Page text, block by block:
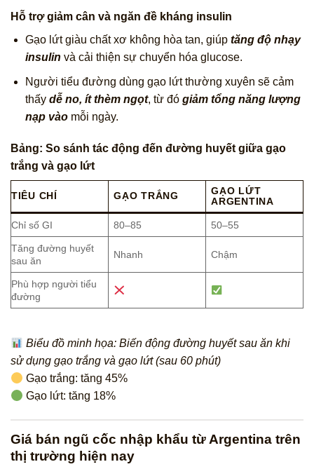
Hỗ trợ giảm cân và ngăn đề kháng insulin
Gạo lứt giàu chất xơ không hòa tan, giúp tăng độ nhạy
insulin và cải thiện sự chuyển hóa glucose.
Người tiểu đường dùng gạo lứt thường xuyên sẽ cảm
thấy dễ no, ít thèm ngọt, từ đó giảm tổng năng lượng
nạp vàomỗi ngày.
Bảng: So sánh tác động đến đường huyết giữa gạo
trắng và gạo lứt
TIÊU CHÍ GẠO TRẮNG
GẠO LỨT
ARGENTINA
Chỉ số GI 80–85 50–55
Tăng đường huyết
sau ăn
Nhanh Chậm
Phù hợp người tiểu
đường
Biểu đồ minh họa: Biến động đường huyết sau ăn khi
sử dụng gạo trắng và gạo lứt (sau 60 phút)
Gạo trắng: tăng 45%
Gạo lứt: tăng 18%
Giá bán ngũ cốc nhập khẩu từ Argentina trên
thị trường hiện nay